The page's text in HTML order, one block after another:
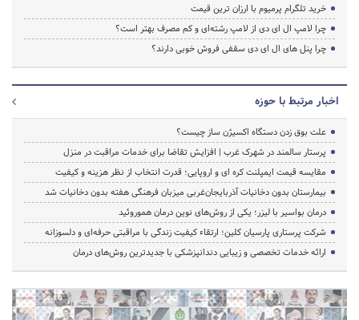
خرید تلگرام پرمیوم با ارزان ترین قیمت
چرا لامپ ال ای دی از لامپ رشته‌ای و کم مصرف بهتر است؟
چرا پنل های ال ای دی سقفی فروش خوبی دارند؟
اخبار مرتبط با حوزه
علت بوق زدن دستگاه اکسیژن ساز چیست؟
پرستار سالمند در شهرک غرب | افزایش تقاضا برای خدمات مراقبت در منزل
مقایسه قیمت ایمپلنت کره ای و اروپایی؛ قدرت انتخاب از نظر هزینه و کیفیت
بیمارستان بدون دخانیات آذربایجان‌غربی میزبان فرهنگی هفته بدون دخانیات شد
درمان بواسیر با لیزر؛ یکی از روش‌های نوین درمان هموروئید
شرکت پرستاری پارسیان کلین؛ ارتقاء کیفیت زندگی با مراقبتی حرفه‌ای و دلسوزانه
ارائه خدمات تخصصی و زیبایی دندانپزشکی با جدیدترین روش‌های درمان